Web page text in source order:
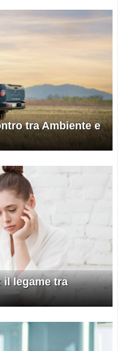
tra Ambiente e
il legame tra